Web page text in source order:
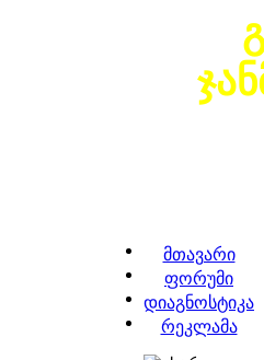
მთავარი
ფორუმი
დიაგნოსტიკა
რეკლამა